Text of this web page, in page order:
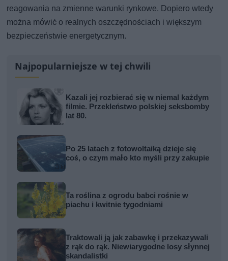
reagowania na zmienne warunki rynkowe. Dopiero wtedy
można mówić o realnych oszczędnościach i większym
bezpieczeństwie energetycznym.
Najpopularniejsze w tej chwili
Kazali jej rozbierać się w niemal każdym
filmie. Przekleństwo polskiej seksbomby
lat 80.
Po 25 latach z fotowoltaiką dzieje się
coś, o czym mało kto myśli przy zakupie
Ta roślina z ogrodu babci rośnie w
piachu i kwitnie tygodniami
Traktowali ją jak zabawkę i przekazywali
z rąk do rąk. Niewiarygodne losy słynnej
skandalistki